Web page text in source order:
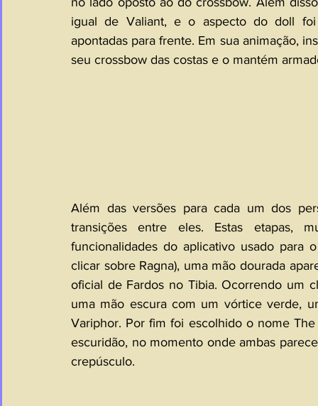
igual de Valiant, e o aspecto do doll
apontadas para frente. Em sua animação,
seu crossbow das costas e o mantém
Além das versões para cada um dos
transições entre eles. Estas etapas,
funcionalidades do aplicativo usado para
clicar sobre Ragna), uma mão dourada
oficial de Fardos no Tibia. Ocorrendo um
uma mão escura com um vórtice verde,
Variphor. Por fim foi escolhido o nome
escuridão, no momento onde ambas
crepúsculo.